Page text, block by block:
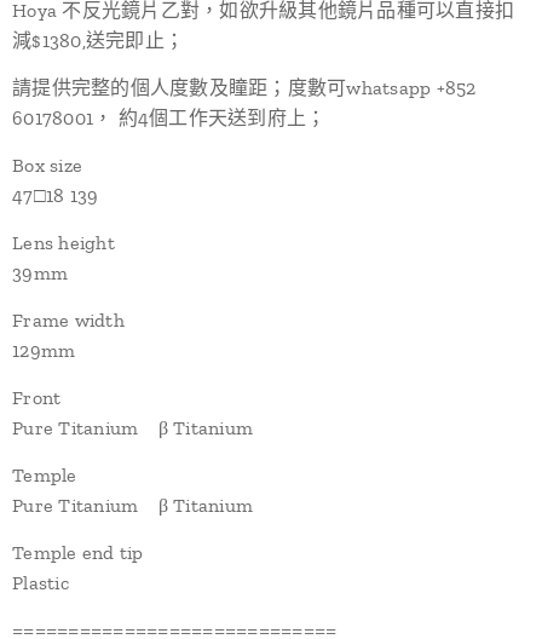
Hoya 不反光鏡片乙對，如欲升級其他鏡片品種可以直接扣
減$1380,送完即止；
請提供完整的個人度數及瞳距；度數可whatsapp +852
60178001， 約4個工作天送到府上；
Box size
47□18 139
Lens height
39mm
Frame width
129mm
Front
Pure Titanium β Titanium
Temple
Pure Titanium β Titanium
Temple end tip
Plastic
=============================